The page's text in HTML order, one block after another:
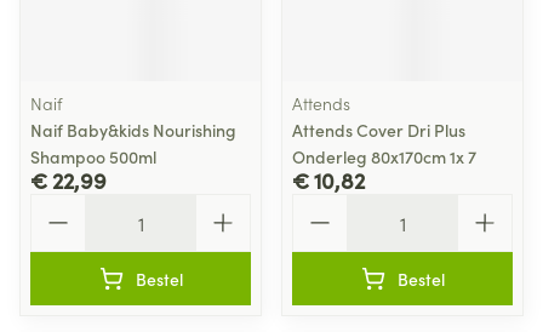
Naif
Naif Baby&kids Nourishing
Shampoo 500ml
€ 22,99
Bestel
Attends
Attends Cover Dri Plus
Onderleg 80x170cm 1x 7
€ 10,82
Bestel